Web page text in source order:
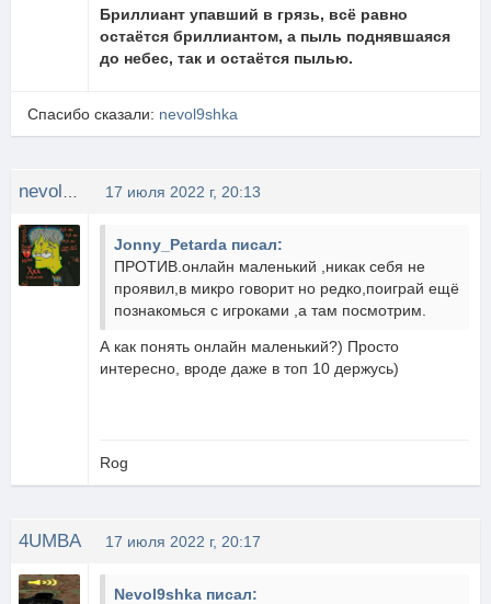
Бриллиант упавший в грязь, всё равно
остаётся бриллиантом, а пыль поднявшаяся
до небес, так и остаётся пылью.
Спасибо сказали: nevol9shka
17 июля 2022 г, 20:13
Jonny_Petarda писал:
ПРОТИВ.онлайн маленький ,никак себя не
проявил,в микро говорит но редко,поиграй ещё
познакомься с игроками ,а там посмотрим.
А как понять онлайн маленький?) Просто
интересно, вроде даже в топ 10 держусь)
Rog
4UMBA 17 июля 2022 г, 20:17
Nevol9shka писал: